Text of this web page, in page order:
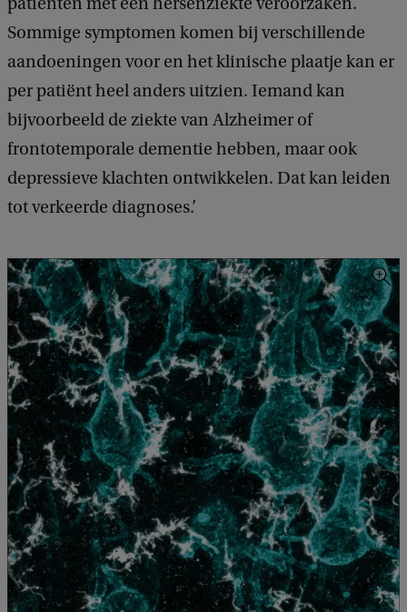
Sommige symptomen komen bij verschillende
aandoeningen voor en het klinische plaatje kan er
per patiënt heel anders uitzien. Iemand kan
bijvoorbeeld de ziekte van Alzheimer of
frontotemporale dementie hebben, maar ook
depressieve klachten ontwikkelen. Dat kan leiden
tot verkeerde diagnoses.’